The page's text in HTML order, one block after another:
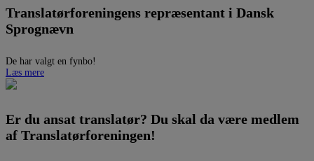
Translatørforeningens repræsentant i Dansk
Sprognævn
De har valgt en fynbo!
Læs mere
Er du ansat translatør? Du skal da være medlem
af Translatørforeningen!